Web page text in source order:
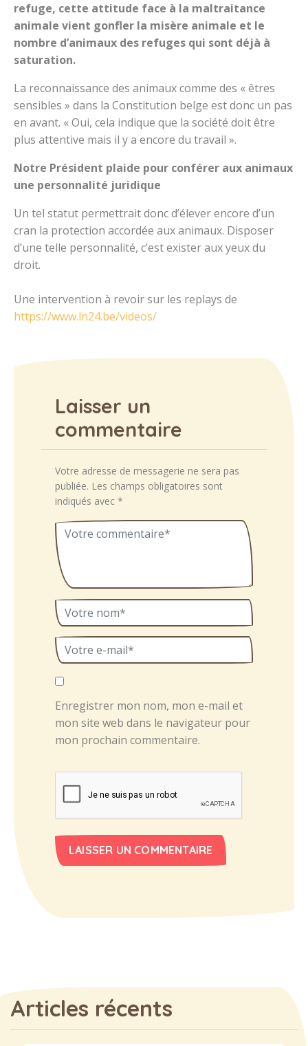
refuge, cette attitude face à la maltraitance
animale vient gonfler la misère animale et le
nombre d’animaux des refuges qui sont déjà à
saturation.
La reconnaissance des animaux comme des « êtres
sensibles » dans la Constitution belge est donc un pas
en avant. « Oui, cela indique que la société doit être
plus attentive mais il y a encore du travail ».
Notre Président plaide pour conférer aux animaux
une personnalité juridique
Un tel statut permettrait donc d’élever encore d’un
cran la protection accordée aux animaux. Disposer
d’une telle personnalité, c’est exister aux yeux du
droit.
Une intervention à revoir sur les replays de
https://www.ln24.be/videos/
Laisser un
commentaire
Votre adresse de messagerie ne sera pas
publiée. Les champs obligatoires sont
indiqués avec *
Enregistrer mon nom, mon e-mail et
mon site web dans le navigateur pour
mon prochain commentaire.
Articles récents